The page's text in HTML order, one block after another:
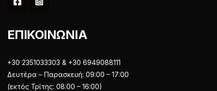
ΕΠΙΚΟΙΝΩΝΙΑ
+30 2351033303 & +30 6949088111
Δευτέρα – Παρασκευή: 09:00 – 17:00
(εκτός Τρίτης: 08:00 – 16:00)